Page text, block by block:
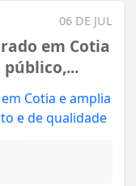
06 DE JUL
em Cotia